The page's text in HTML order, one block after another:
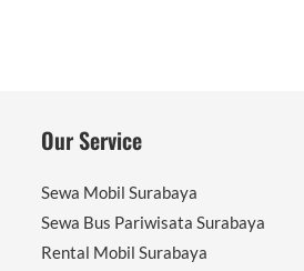
Our Service
Sewa Mobil Surabaya
Sewa Bus Pariwisata Surabaya
Rental Mobil Surabaya